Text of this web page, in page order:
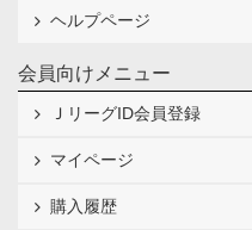
ヘルプページ
会員向けメニュー
ＪリーグID会員登録
マイページ
購入履歴